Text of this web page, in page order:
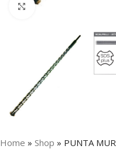
Click to enlarge
Home » Shop » PUNTA